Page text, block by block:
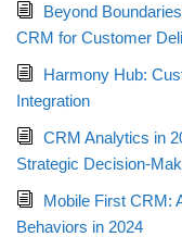
Beyond
CRM for Customer
Harmony Hub:
Integration
CRM Analytics in
Strategic Decision-
Mobile First CRM:
Behaviors in 2024